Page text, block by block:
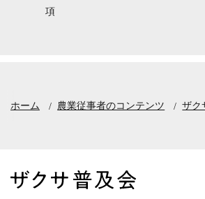
ホーム 農業従事者のコンテンツ ザク
項